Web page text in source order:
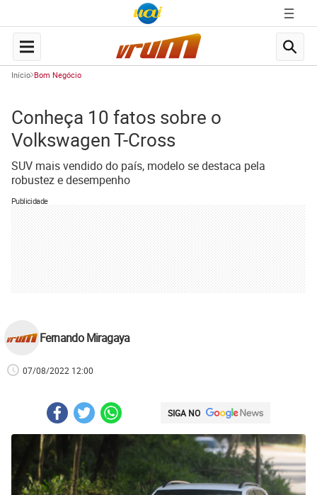
Início Bom Negócio
Conheça 10 fatos sobre o
Volkswagen T-Cross
SUV mais vendido do país, modelo se destaca pela
robustez e desempenho
Publicidade
Fernando Miragaya
07/08/2022 12:00
SIGA NO